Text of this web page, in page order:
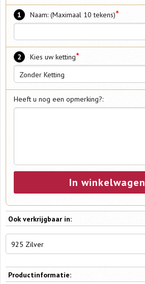
1 Naam: (Maximaal 10 tekens)*
2 Kies uw ketting*
Zonder Ketting
Heeft u nog een opmerking?:
In winkelwagen
Ook verkrijgbaar in:
925 Zilver
Productinformatie: